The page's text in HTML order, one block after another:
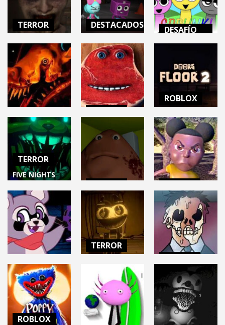
40.1K 15.2K 30.3K
TERROR
Escape
Together
17.1K
DESTACADOS
WORLD
ROBLOX
24.6K
DESAFÍO
SPRUNKI
12.4K
TERROR
ZOOCHOSIS
8.37K
CHARLIE THE
STEAK
9.77K
ROBLOX
DOORS FLOOR
2
11.2K
TERROR
FIVE NIGHTS
Into The Pit
(Demo)
7.65K
BOU’S
REVENGE
36.6K
AMANDA THE
ADVENTURER 2
7.23K
TERROR
INDIGO PARK
11.8K
TERROR
SECRETS OF
THE MACHINE
5.37K
THAT’S NOT
MY NEIGHBOR
ROBLOX